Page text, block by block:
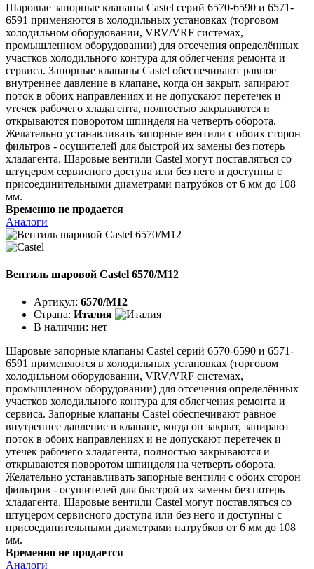
Шаровые запорные клапаны Castel серий 6570-6590 и 6571-
6591 применяются в холодильных установках (торговом
холодильном оборудовании, VRV/VRF системах,
промышленном оборудовании) для отсечения определённых
участков холодильного контура для облегчения ремонта и
сервиса. Запорные клапаны Castel обеспечивают равное
внутреннее давление в клапане, когда он закрыт, запирают
поток в обоих направлениях и не допускают перетечек и
утечек рабочего хладагента, полностью закрываются и
открываются поворотом шпинделя на четверть оборота.
Желательно устанавливать запорные вентили с обоих сторон
фильтров - осушителей для быстрой их замены без потерь
хладагента. Шаровые вентили Castel могут поставляться со
штуцером сервисного доступа или без него и доступны с
присоединительными диаметрами патрубков от 6 мм до 108
мм.
Временно не продается
Аналоги
Вентиль шаровой Castel 6570/M12
Артикул: 6570/M12
Страна: Италия
В наличии: нет
Шаровые запорные клапаны Castel серий 6570-6590 и 6571-
6591 применяются в холодильных установках (торговом
холодильном оборудовании, VRV/VRF системах,
промышленном оборудовании) для отсечения определённых
участков холодильного контура для облегчения ремонта и
сервиса. Запорные клапаны Castel обеспечивают равное
внутреннее давление в клапане, когда он закрыт, запирают
поток в обоих направлениях и не допускают перетечек и
утечек рабочего хладагента, полностью закрываются и
открываются поворотом шпинделя на четверть оборота.
Желательно устанавливать запорные вентили с обоих сторон
фильтров - осушителей для быстрой их замены без потерь
хладагента. Шаровые вентили Castel могут поставляться со
штуцером сервисного доступа или без него и доступны с
присоединительными диаметрами патрубков от 6 мм до 108
мм.
Временно не продается
Аналоги